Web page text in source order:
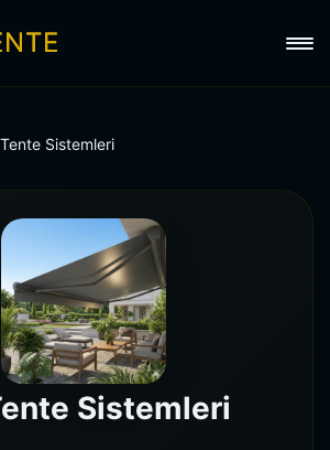
Tente Sistemleri
Sistemleri